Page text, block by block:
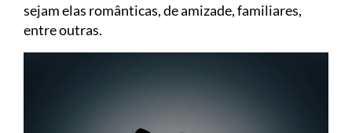
sejam elas românticas, de amizade, familiares,
entre outras.